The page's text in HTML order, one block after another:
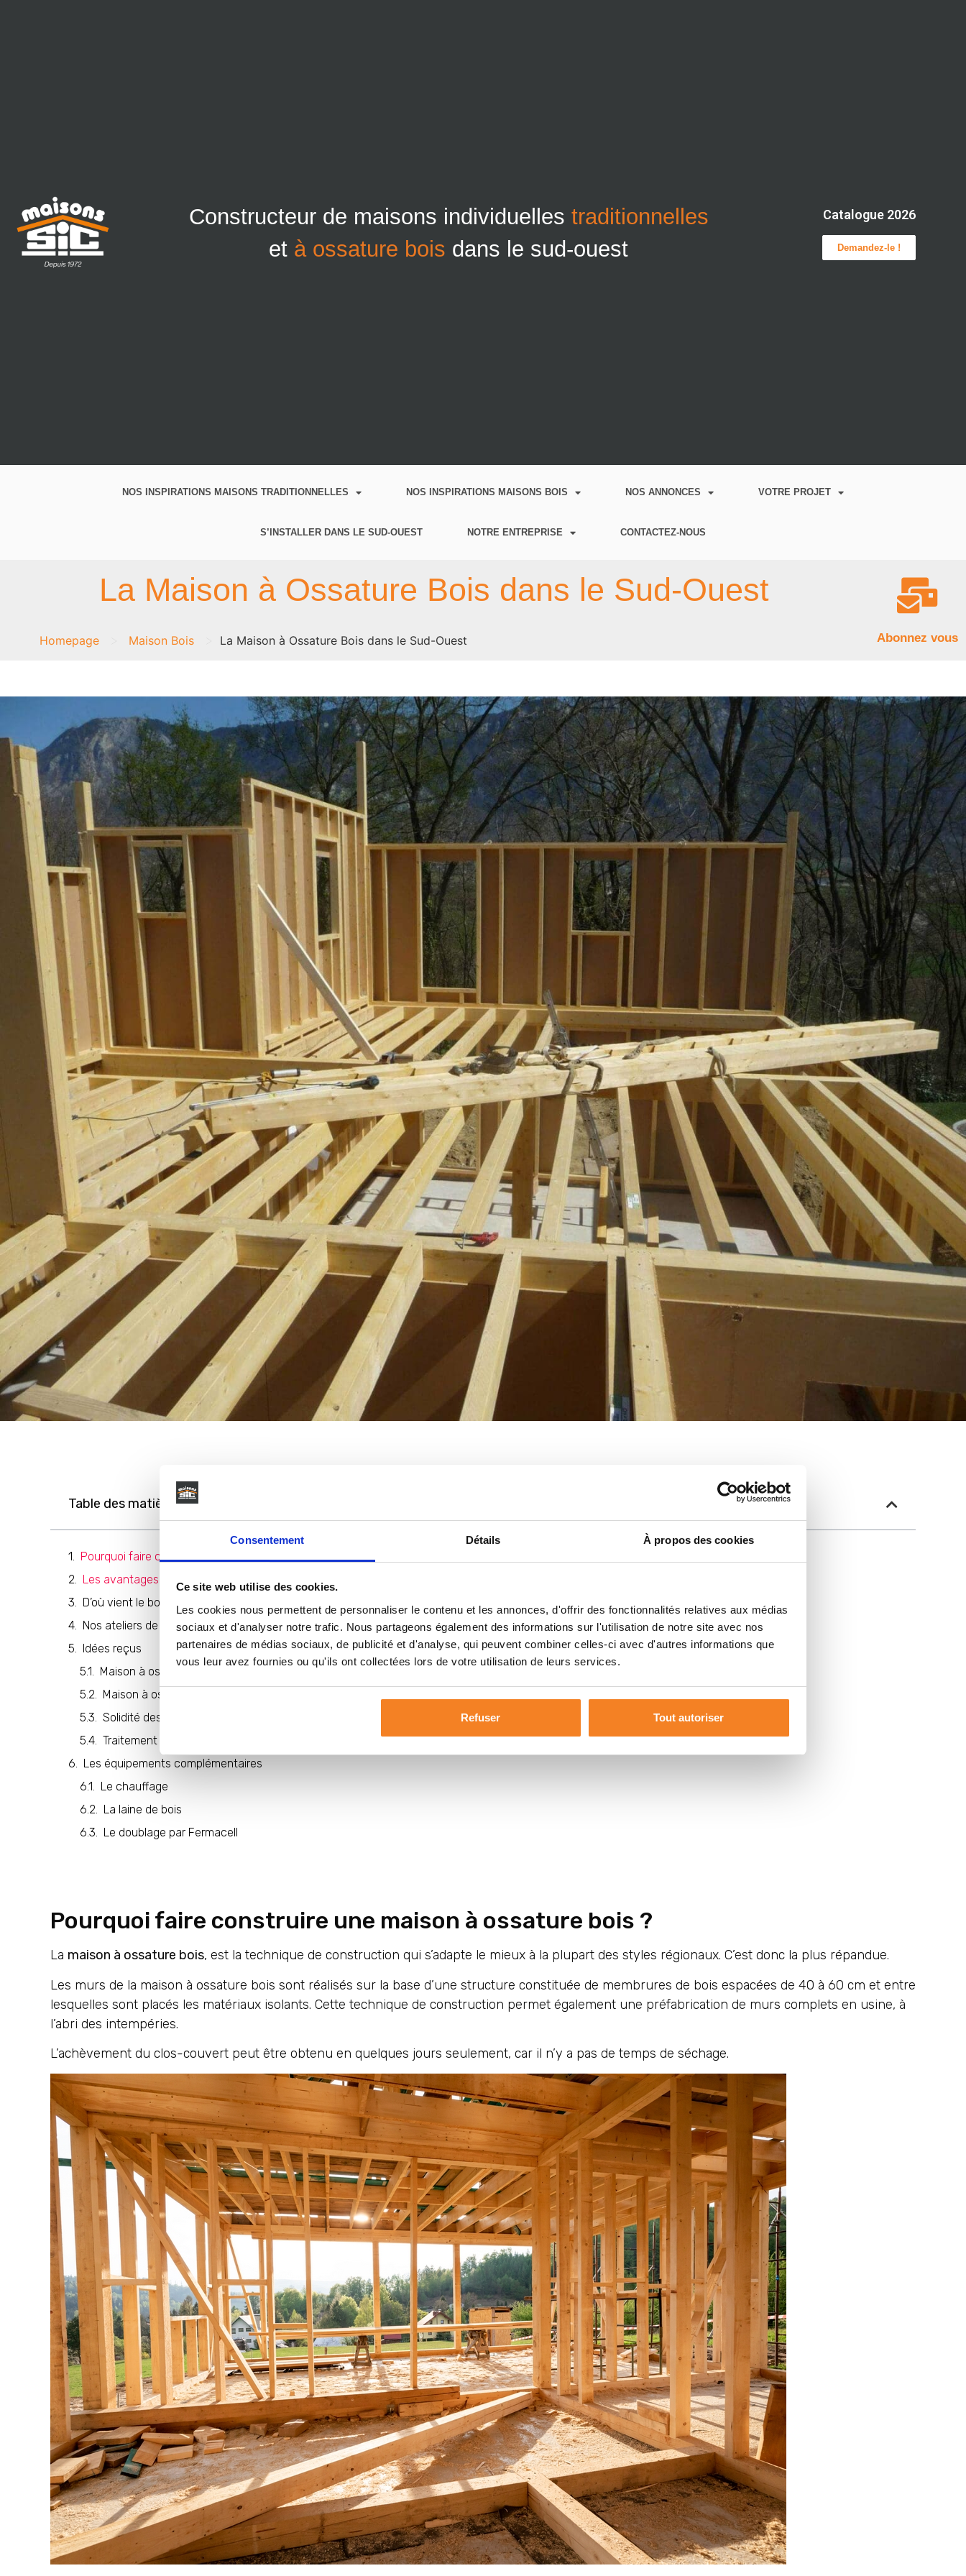
Consentement Détails À propos des cookies
Ce site web utilise des cookies.
Les cookies nous permettent de personnaliser le contenu et les annonces, d'offrir des fonctionnalités relatives aux médias
sociaux et d'analyser notre trafic. Nous partageons également des informations sur l'utilisation de notre site avec nos
partenaires de médias sociaux, de publicité et d'analyse, qui peuvent combiner celles-ci avec d'autres informations que
vous leur avez fournies ou qu'ils ont collectées lors de votre utilisation de leurs services.
Refuser Tout autoriser
Constructeur de maisons individuelles traditionnelles
et à ossature bois dans le sud-ouest
Catalogue 2026
Demandez-le !
NOS INSPIRATIONS MAISONS TRADITIONNELLES NOS INSPIRATIONS MAISONS BOIS NOS ANNONCES VOTRE PROJET
S’INSTALLER DANS LE SUD-OUEST NOTRE ENTREPRISE CONTACTEZ-NOUS
La Maison à Ossature Bois dans le Sud-Ouest
Homepage Maison Bois La Maison à Ossature Bois dans le Sud-Ouest Abonnez vous
Table des matières
Pourquoi faire construire une maison à ossature bois ?
Les avantages de la construction de maison à ossature bois
D’où vient le bois que nous utilisons ?
Nos ateliers de production
Idées reçus
Maison à ossature bois et résistance au feu
Maison à ossature bois et normes parasismiques
Solidité des maison à ossature bois
Traitement du bois
Les équipements complémentaires
Le chauffage
La laine de bois
Le doublage par Fermacell
Pourquoi faire construire une maison à ossature bois ?
La maison à ossature bois, est la technique de construction qui s’adapte le mieux à la plupart des styles régionaux. C’est donc la plus répandue.
Les murs de la maison à ossature bois sont réalisés sur la base d’une structure constituée de membrures de bois espacées de 40 à 60 cm et entre
lesquelles sont placés les matériaux isolants. Cette technique de construction permet également une préfabrication de murs complets en usine, à
l’abri des intempéries.
L’achèvement du clos-couvert peut être obtenu en quelques jours seulement, car il n’y a pas de temps de séchage.